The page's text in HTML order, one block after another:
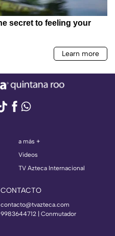
a más +
Videos
TV Azteca Internacional
CONTACTO
contacto@tvazteca.com
9983644712 | Conmutador